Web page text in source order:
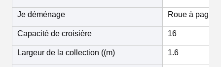
Je déménage Roue à pagaie
Capacité de croisière 16
Largeur de la collection ((m) 1.6